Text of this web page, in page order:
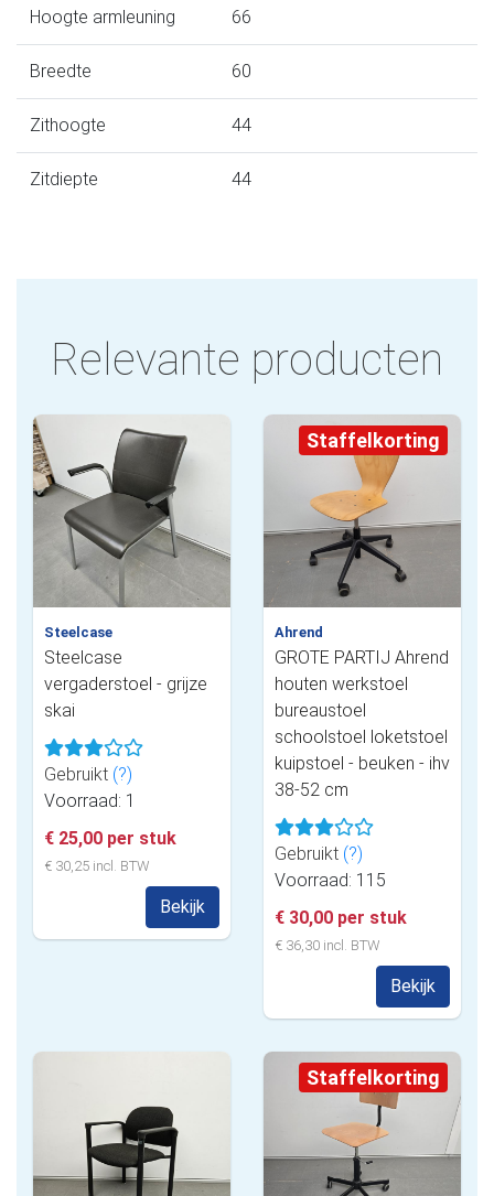
Hoogte armleuning 66
Breedte 60
Zithoogte 44
Zitdiepte 44
Relevante producten
Steelcase
Steelcase
vergaderstoel - grijze
skai
Gebruikt (?)
Voorraad: 1
€ 25,00 per stuk
€ 30,25 incl. BTW
Bekijk
Staffelkorting
Ahrend
GROTE PARTIJ Ahrend
houten werkstoel
bureaustoel
schoolstoel loketstoel
kuipstoel - beuken - ihv
38-52 cm
Gebruikt (?)
Voorraad: 115
€ 30,00 per stuk
€ 36,30 incl. BTW
Bekijk
Staffelkorting